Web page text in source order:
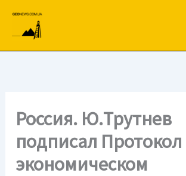
вмісту
Россия. Ю.Трутнев
подписал
экономическом